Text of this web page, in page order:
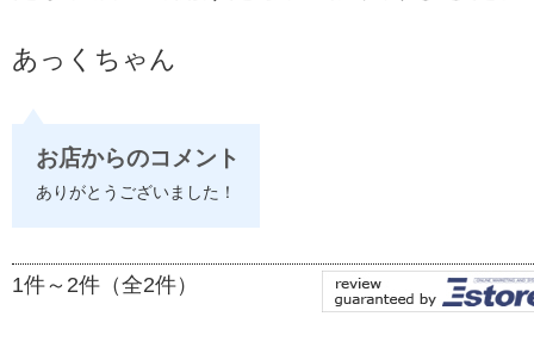
あっくちゃん
お店からのコメント
ありがとうございました！
1件～2件（全2件）